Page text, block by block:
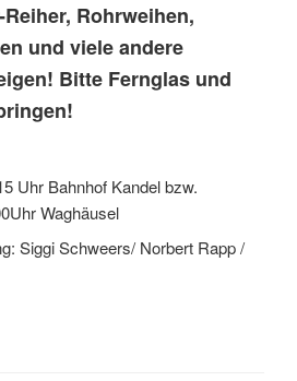
Rohrweihen,
und viele andere
Bitte Fernglas und
Uhr Bahnhof Kandel bzw.
Waghäusel
Siggi Schweers/ Norbert Rapp /